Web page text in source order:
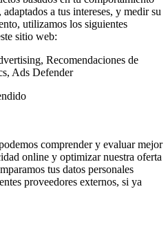
a tus intereses, y medir su
utilizamos los siguientes
sitio web:
Recomendaciones de
Ads Defender
comprender y evaluar mejor
online y optimizar nuestra oferta
tus datos personales
proveedores externos, si ya